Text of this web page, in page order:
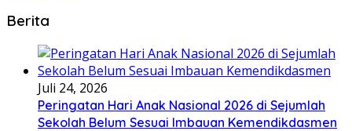
Berita
Juli 24, 2026
Peringatan Hari Anak Nasional 2026 di Sejumlah
Sekolah Belum Sesuai Imbauan Kemendikdasmen